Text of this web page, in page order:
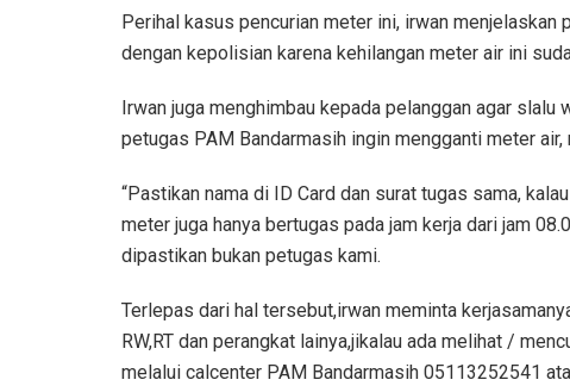
Perihal kasus pencurian meter ini, irwan menjelaskan
dengan kepolisian karena kehilangan meter air ini
Irwan juga menghimbau kepada pelanggan agar
petugas PAM Bandarmasih ingin mengganti meter
“Pastikan nama di ID Card dan surat tugas sama,
meter juga hanya bertugas pada jam kerja dari jam
dipastikan bukan petugas kami.
Terlepas dari hal tersebut,irwan meminta
RW,RT dan perangkat lainya,jikalau ada melihat /
melalui calcenter PAM Bandarmasih 05113252541